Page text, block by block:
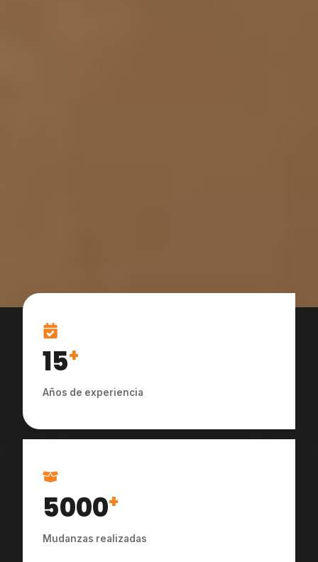
15+
Años de experiencia
5000+
Mudanzas realizadas